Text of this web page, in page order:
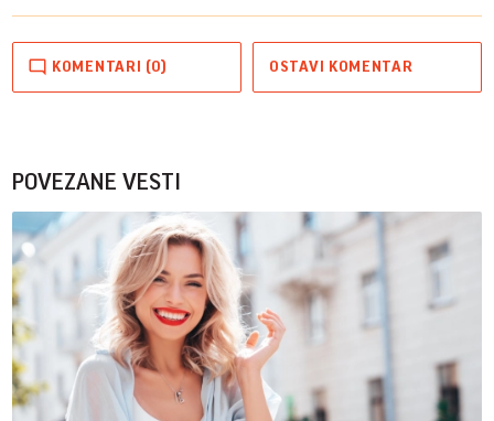
KOMENTARI (0) OSTAVI KOMENTAR
POVEZANE VESTI